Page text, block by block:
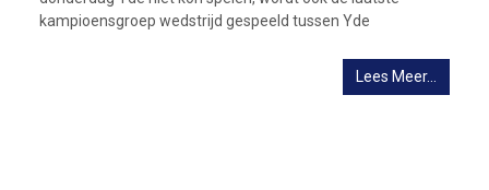
kampioensgroep wedstrijd gespeeld tussen Yde
Lees Meer…